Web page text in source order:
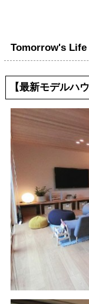
Tomorrow's Life
【最新モデルハ